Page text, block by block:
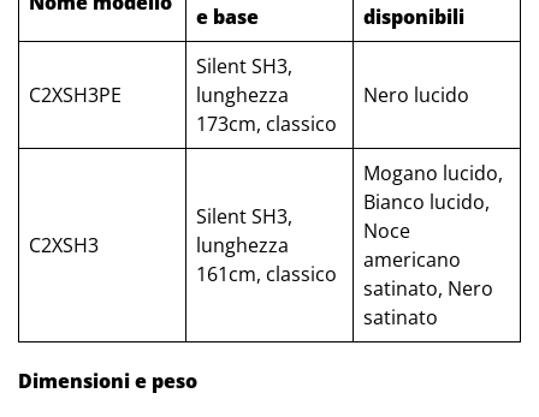
e base
disponibili
C2XSH3PE
Silent SH3,
lunghezza
173cm, classico
Nero lucido
C2XSH3
Silent SH3,
lunghezza
161cm, classico
Mogano lucido,
Bianco lucido,
Noce
americano
satinato, Nero
satinato
Dimensioni e peso